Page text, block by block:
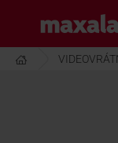
hlavnému
obsahu
www.maxalarm.sk